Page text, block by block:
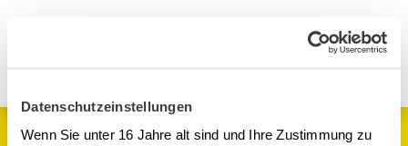
Datenschutzeinstellungen
Wenn Sie unter 16 Jahre alt sind und Ihre Zustimmung zu